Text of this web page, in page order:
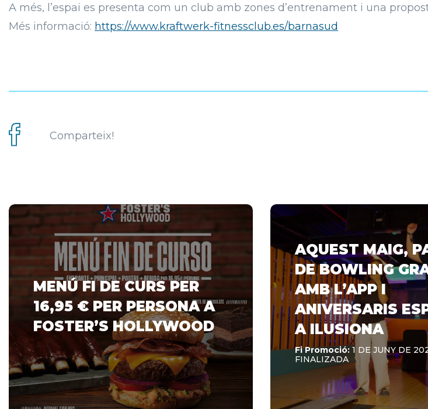
A més, l’espai es presenta com un club amb zones d’entrenament i una
Més informació: https://www.kraftwerk-fitnessclub.es/barnasud
Comparteix!
MENÚ FI DE CURS PER
16,95 € PER PERSONA A
FOSTER’S HOLLYWOOD
AQUEST MAIG,
DE BOWLING
AMB L’APP I
ANIVERSARIS
A ILUSIONA
Fi Promoció:1 DE JUNY DE
FINALIZADA